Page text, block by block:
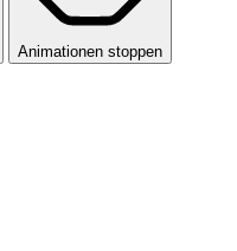
Animationen stoppen